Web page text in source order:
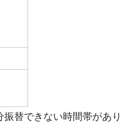
替できない時間帯があり